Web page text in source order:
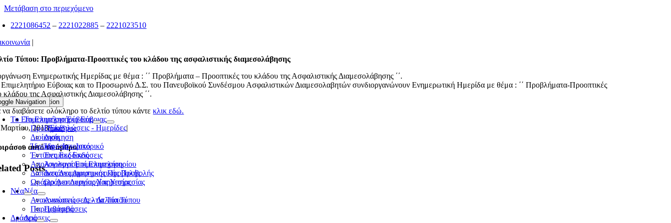
Μετάβαση στο περιεχόμενο
2221086452 – 2221022885 – 2221023510
|
Toggle Navigation
Το Επιμελητήριο Εύβοιας
Πρόεδρος
Διοίκηση
Ίδρυση – Ιστορικό
Έντυπες Εκδόσεις
Απολογισμοί Επιμελητηρίου
Δαπάνες Διαφημιστικής Προβολής
Ωράριο Λειτουργίας Υπηρεσίας
Νέα
Ανακοινώσεις – Δελτία Τύπου
Παρεμβάσεις
Δράσεις
Navigation
Το Επιμελητήριο Εύβοιας
Πρόεδρος
Διοίκηση
Ίδρυση – Ιστορικό
Έντυπες Εκδόσεις
Απολογισμοί Επιμελητηρίου
Δαπάνες Διαφημιστικής Προβολής
Ωράριο Λειτουργίας Υπηρεσίας
Νέα
Ανακοινώσεις – Δελτία Τύπου
Παρεμβάσεις
Δράσεις
Τύπου: Προβλήματα-Προοπτικές του κλάδου της ασφαλιστικής διαμεσολάβησης
Ενημερωτικής Ημερίδας με θέμα : ΄΄ Προβλήματα – Προοπτικές του κλάδου της Ασφαλιστικής Διαμεσολάβησης ΄΄.
Εύβοιας και το Προσωρινό Δ.Σ. του Πανευβοϊκού Συνδέσμου Ασφαλιστικών Διαμεσολαβητών συνδιοργανώνουν Ενημερωτική Ημερίδα με θέμα : ΄΄ Προβλήματα-Προοπτικές
κλάδου της Ασφαλιστικής Διαμεσολάβησης ΄΄.
να διαβάσετε ολόκληρο το δελτίο τύπου κάντεκλικ εδώ.
2013|Εκδηλώσεις - Ημερίδες|
αυτό το άρθρο
Posts